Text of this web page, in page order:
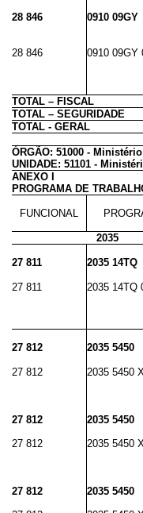
28 846
0910 09GY
28 846
0910 09GY
TOTAL – FISCAL
TOTAL – SEGURIDADE
TOTAL - GERAL
ÓRGÃO: 51000 -
UNIDADE: 51101 -
ANEXO I
PROGRAMA DE
FUNCIONAL
2035
27 811
2035 14TQ
27 811
2035 14TQ
27 812
2035 5450
27 812
2035 5450
27 812
2035 5450
27 812
2035 5450
27 812
2035 5450